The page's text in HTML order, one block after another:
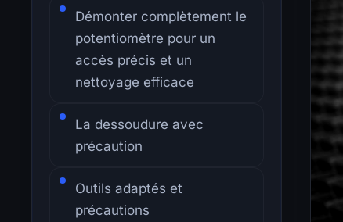
Démonter complètement le
potentiomètre pour un
accès précis et un
nettoyage efficace
La dessoudure avec
précaution
Outils adaptés et
précautions